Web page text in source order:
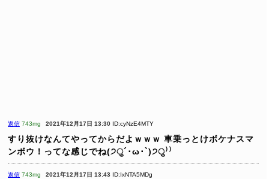
返信 743mg 2021年12月17日 13:30 ID:cyNzE4MTY
すり抜けなんてやってからだよｗｗｗ 車乗っとけボケナスマ
ンボウ！ってな感じでね(੭ु´･ω･`)੭ु⁾⁾
返信 743mg 2021年12月17日 13:43 ID:IxNTA5MDg